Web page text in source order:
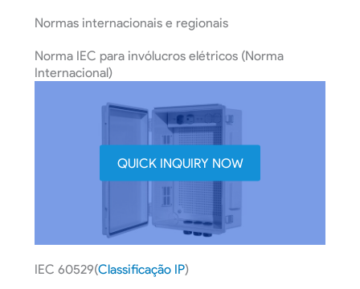
Normas internacionais e regionais
Norma IEC para invólucros elétricos (Norma
Internacional)
QUICK INQUIRY NOW
IEC 60529(Classificação IP)